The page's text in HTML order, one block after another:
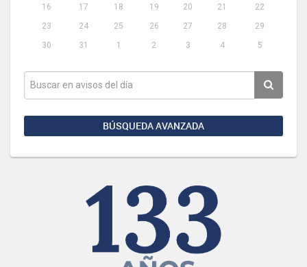
16
17 18 19 20 21
22
23
24 25 26 27 28
29
30
31 1 2 3 4 5
BÚSQUEDA AVANZADA